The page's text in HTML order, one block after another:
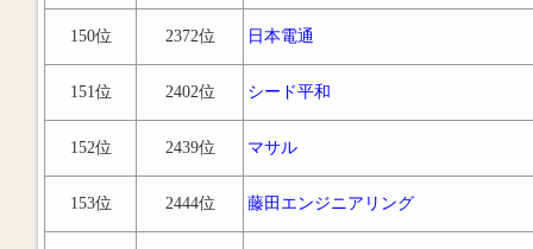
150位 2372位 日本電通
151位 2402位 シード平和
152位 2439位 マサル
153位 2444位 藤田エンジニアリング